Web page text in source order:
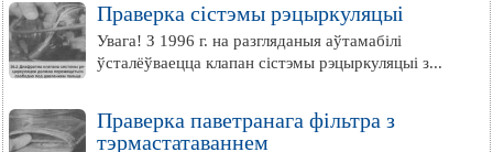
Праверка сістэмы рэцыркуляцыі
Увага! З 1996 г. на разгляданыя аўтамабілі
ўсталёўваецца клапан сістэмы рэцыркуляцыі з...
Праверка паветранага фільтра з
тэрмастатаваннем